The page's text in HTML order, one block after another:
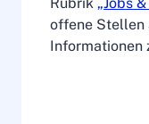
offene Stellen
Informationen